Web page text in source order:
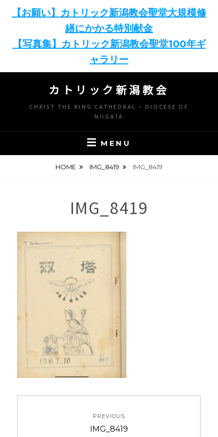
【お願い】カトリック新潟教会聖堂大規模修
繕にかかる特別献金
【写真集】カトリック新潟教会聖堂100年ギ
ャラリー
content
カトリック新潟教会
CHRIST THE KING CATHEDRAL – DIOCESE OF
NIIGATA
MENU
HOME IMG_8419 IMG_8419
IMG_8419
PREVIOUS
Previous
IMG_8419